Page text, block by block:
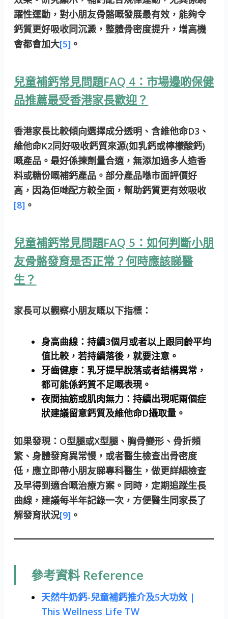
躍性運動，對小朋友骨骼嘅發展最有效，能夠令
鈣質更好吸收同沉澱，整體骨密度提升，增高機
會都會加大[5] 。
兒童補鈣常見問題FAQ 4：市場邊啲保健
品推薦最受香港家長歡迎？
香港家長比較傾向選擇成分透明、含維他命D3、
維他命K2同好吸收鈣質來源(如乳鈣或檸檬酸鈣)
嘅產品。最好係揀劑量合適，無添加過多人造香
料或糖份嘅補鈣產品。部分產品喺市面評價好
高，因為佢哋配方較全面，幫助鈣質更有效吸收
[8] 。
兒童補鈣常見問題FAQ 5：如何判斷小朋
友骨骼發育是否正常？何時應該睇醫
生？
家長可以觀察小朋友嘅以下指標：
身高曲線：持續3個月或者以上跟同齡平均
值比較，若持續落後，就要注意。
牙齒健康：乳牙提早脫落或者結構異常，
都可能係鈣質不足嘅表現。
夜間抽筋或肌肉無力：持續出現呢兩個症
狀建議留意鈣質及維他命D攝取量。
如果發現：O型腿或X型腿、胸骨變形、骨折頻
繁、身體發育異常慢，或者醫生檢查出骨密度
低，應立即帶小朋友睇專科醫生，做更詳細檢查
及早得到適合嘅治療方案。同時，定期追蹤生長
曲線，建議每半年記錄一次，方便醫生同家長了
解發育狀況[9] 。
參考資料 Reference
天然牛奶鈣-兒童補鈣推介及5大功效 |
This Wellness Life TW